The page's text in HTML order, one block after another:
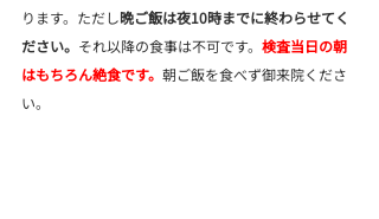
ります。ただし晩ご飯は夜10時までに終わらせてく
ださい。 それ以降の食事は不可です。 検査当日の朝
はもちろん絶食です。 朝ご飯を食べず御来院くださ
い。